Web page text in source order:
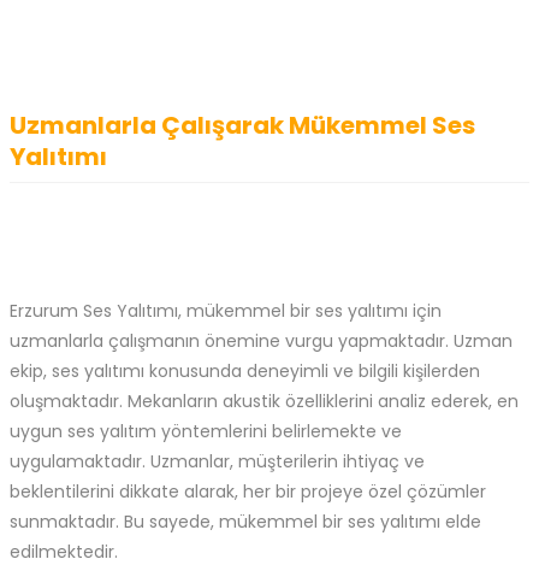
Uzmanlarla Çalışarak Mükemmel Ses
Yalıtımı
Erzurum Ses Yalıtımı, mükemmel bir ses yalıtımı için
uzmanlarla çalışmanın önemine vurgu yapmaktadır. Uzman
ekip, ses yalıtımı konusunda deneyimli ve bilgili kişilerden
oluşmaktadır. Mekanların akustik özelliklerini analiz ederek, en
uygun ses yalıtım yöntemlerini belirlemekte ve
uygulamaktadır. Uzmanlar, müşterilerin ihtiyaç ve
beklentilerini dikkate alarak, her bir projeye özel çözümler
sunmaktadır. Bu sayede, mükemmel bir ses yalıtımı elde
edilmektedir.